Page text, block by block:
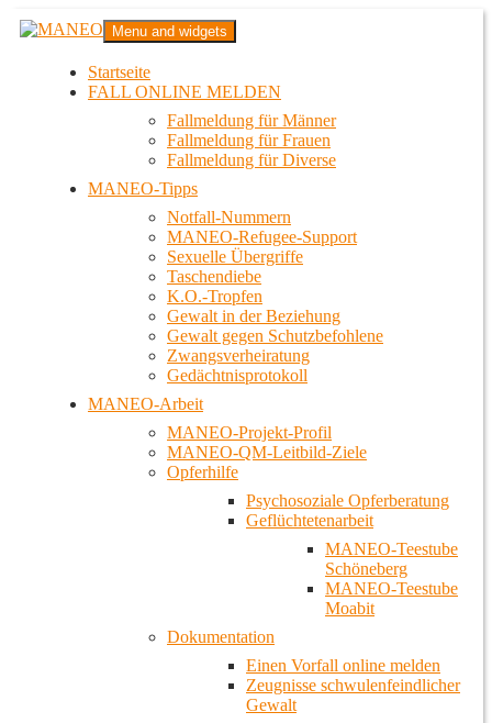
Zum
InhaltMANEO
Das schwule Anti-Gewalt-Projekt in Berlin
Menu and widgets
Startseite
FALL ONLINE MELDEN
Fallmeldung für Männer
Fallmeldung für Frauen
Fallmeldung für Diverse
MANEO-Tipps
Notfall-Nummern
MANEO-Refugee-Support
Sexuelle Übergriffe
Taschendiebe
K.O.-Tropfen
Gewalt in der Beziehung
Gewalt gegen Schutzbefohlene
Zwangsverheiratung
Gedächtnisprotokoll
MANEO-Arbeit
MANEO-Projekt-Profil
MANEO-QM-Leitbild-Ziele
Opferhilfe
Psychosoziale Opferberatung
Geflüchtetenarbeit
MANEO-Teestube
Schöneberg
MANEO-Teestube
Moabit
Dokumentation
Einen Vorfall online melden
Zeugnisse schwulenfeindlicher
Gewalt